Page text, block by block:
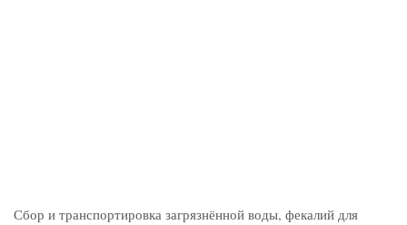
Сбор и транспортировка загрязнённой воды, фекалий для